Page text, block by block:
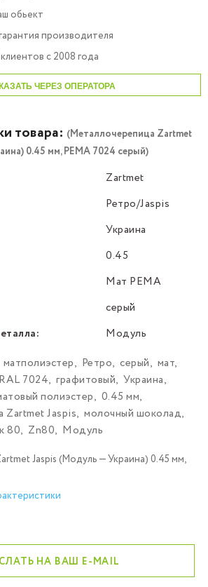
обьект
производителя
с 2008 года
ЧЕРЕЗ ОПЕРАТОРА
товара: (Металлочерепица Zartmet
0.45 мм, PEMA 7024 серый)
Zartmet
Ретро/Jaspis
Украина
0.45
Мат PEMA
серый
Модуль
матполиэстер, Ретро, серый, мат,
RAL 7024, графитовый, Украина,
полиэстер, 0.45 мм,
Zartmet Jaspis, молочный шоколад,
80, Zn80, Модуль
Jaspis (Модуль — Украина) 0.45 мм,
НА ВАШ E-MAIL